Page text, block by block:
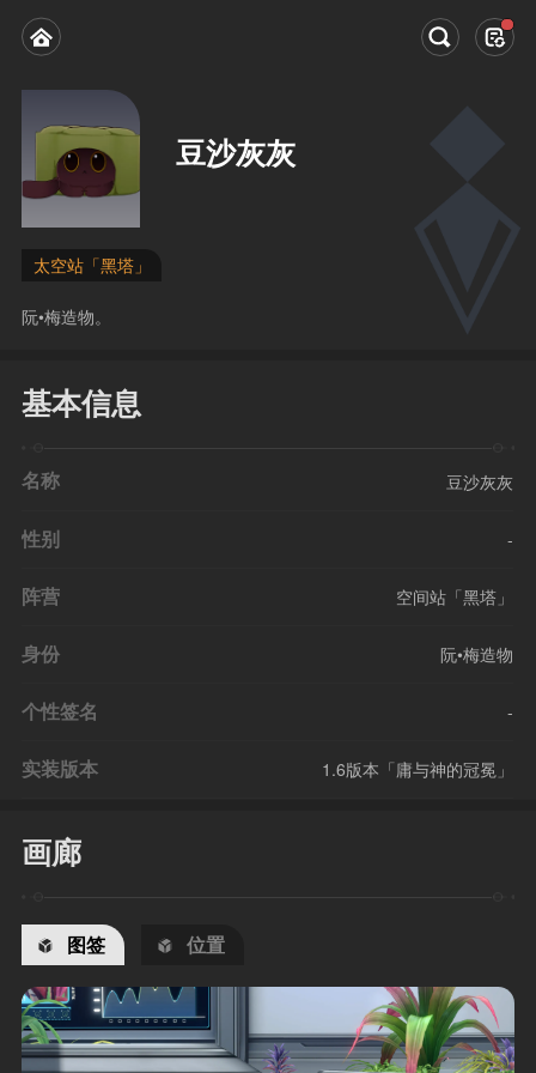
豆沙灰灰
太空站「黑塔」
阮•梅造物。
基本信息
名称 豆沙灰灰
性别 -
阵营 空间站「黑塔」
身份 阮•梅造物
个性签名 -
实装版本 1.6版本「庸与神的冠冕」
画廊
图签 位置